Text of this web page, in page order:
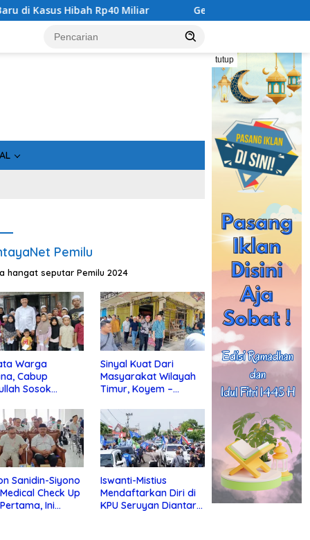
Rp40 Miliar Geger! 5 Komisioner KPU Kotim
tutup
Pemilu
hangat seputar Pemilu 2024
Warga
Cabup
Sosok
Sinyal Kuat Dari
Masyarakat Wilayah
Timur, Koyem –
di Kotim
Sanidin-Siyono
Check Up
Ini
Iswanti-Mistius
Mendaftarkan Diri di
KPU Seruyan Diantar